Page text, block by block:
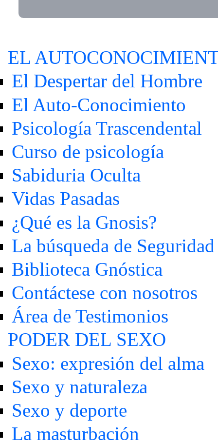
EL
El Despertar del Hombre
El Auto-Conocimiento
Psicología Trascendental
Curso de psicología
Sabiduria Oculta
Vidas Pasadas
¿Qué es la Gnosis?
La búsqueda de Seguridad
Biblioteca Gnóstica
Contáctese con nosotros
Área de Testimonios
PODER DEL SEXO
Sexo: expresión del alma
Sexo y naturaleza
Sexo y deporte
La masturbación